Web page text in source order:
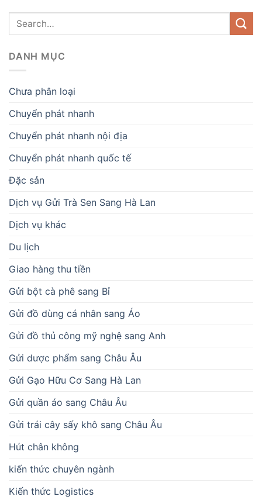
DANH MỤC
Chưa phân loại
Chuyển phát nhanh
Chuyển phát nhanh nội địa
Chuyển phát nhanh quốc tế
Đặc sản
Dịch vụ Gửi Trà Sen Sang Hà Lan
Dịch vụ khác
Du lịch
Giao hàng thu tiền
Gửi bột cà phê sang Bỉ
Gửi đồ dùng cá nhân sang Áo
Gửi đồ thủ công mỹ nghệ sang Anh
Gửi dược phẩm sang Châu Âu
Gửi Gạo Hữu Cơ Sang Hà Lan
Gửi quần áo sang Châu Âu
Gửi trái cây sấy khô sang Châu Âu
Hút chân không
kiến thức chuyên ngành
Kiến thức Logistics